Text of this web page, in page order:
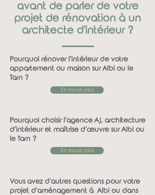
avant de parler de votre
projet de rénovation à un
architecte d'intérieur ?
Pourquoi rénover l'intérieur de votre
appartement ou maison sur Albi ou le
Tarn ?
En savoir plus
Pourquoi choisir l'agence AJ, architecture
d'intérieur et maîtrise d'œuvre sur Albi ou
le Tarn ?
En savoir plus
Vous avez d'autres questions pour votre
projet d'aménagement à Albi ou dans